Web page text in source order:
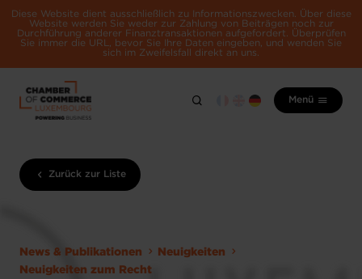
Diese Website dient ausschließlich zu Informationszwecken. Über diese
Website werden Sie weder zur Zahlung von Beiträgen noch zur
Durchführung anderer Finanztransaktionen aufgefordert. Überprüfen
Sie immer die URL, bevor Sie Ihre Daten eingeben, und wenden Sie
sich im Zweifelsfall direkt an uns.
Menü
Zurück zur Liste
News & Publikationen
Neuigkeiten
Neuigkeiten zum Recht